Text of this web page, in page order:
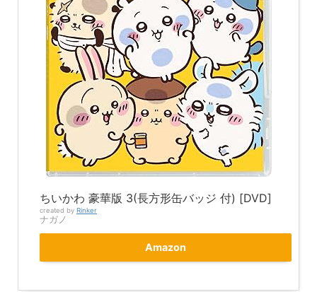
ちいかわ 豪華版 3(長方形缶バッジ 付) [DVD]
created by Rinker
ナガノ
Amazon